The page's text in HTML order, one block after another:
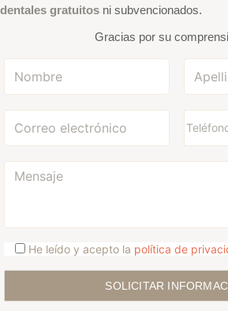
dentales gratuitos ni subvencionados.
Gracias por su
He leído y acepto la política de